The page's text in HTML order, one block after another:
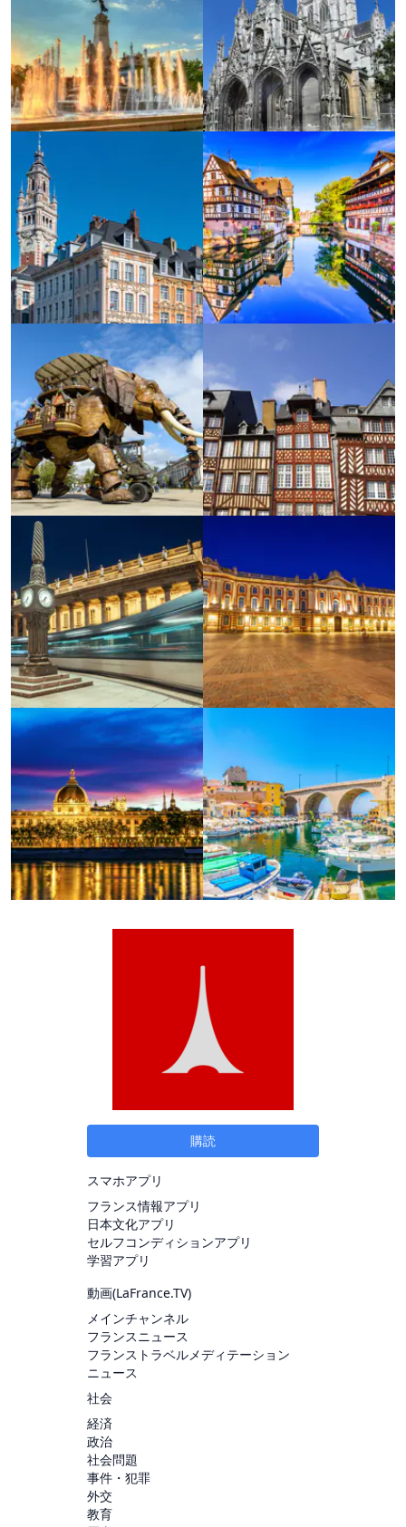
購読
スマホアプリ
フランス情報アプリ
日本文化アプリ
セルフコンディションアプリ
学習アプリ
動画(LaFrance.TV)
メインチャンネル
フランスニュース
フランストラベルメディテーション
ニュース
社会
経済
政治
社会問題
事件・犯罪
外交
教育